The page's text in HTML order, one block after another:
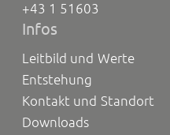
+43 1 51603
Infos
Leitbild und Werte
Entstehung
Kontakt und Standort
Downloads